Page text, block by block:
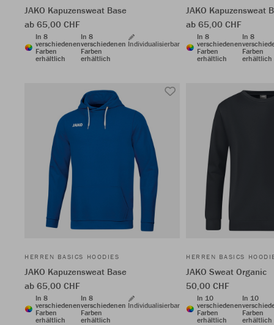
JAKO Kapuzensweat Base
ab 65,00 CHF
In 8
verschiedenen
Farben
erhältlich
In 8
verschiedenen
Farben
erhältlich
Individualisierbar
JAKO Kapuzensweat
ab 65,00 CHF
In 8
verschiedenen
Farben
erhältlich
In 8
Farben
erhältlich
HERREN BASICS HOODIES
JAKO Kapuzensweat Base
ab 65,00 CHF
In 8
verschiedenen
Farben
erhältlich
In 8
verschiedenen
Farben
erhältlich
Individualisierbar
HERREN BASICS
JAKO Sweat Organic
50,00 CHF
In 10
verschiedenen
Farben
erhältlich
In 10
Farben
erhältlich